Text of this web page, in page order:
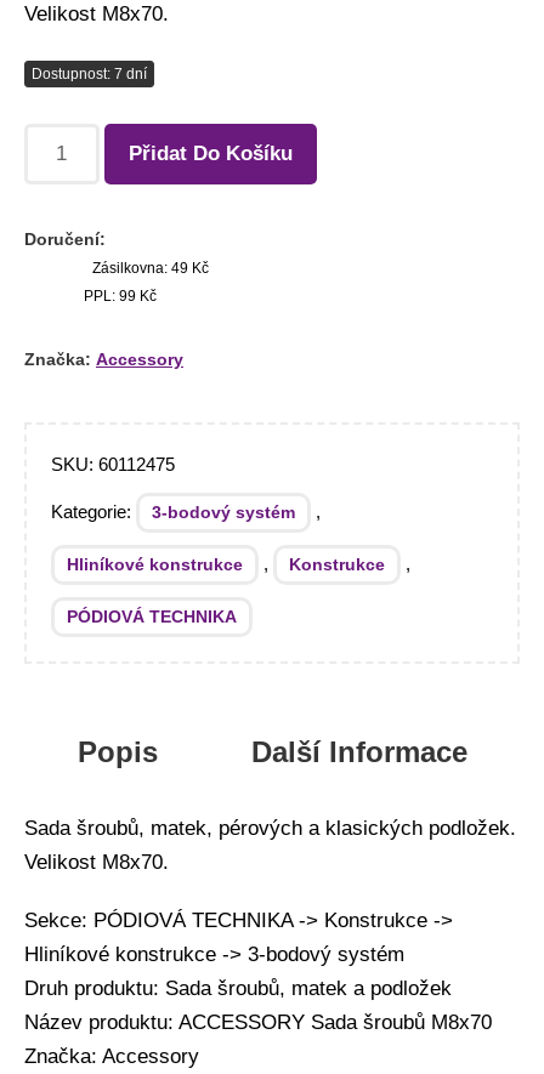
Velikost M8x70.
Dostupnost: 7 dní
Přidat Do Košíku
Doručení:
Zásilkovna: 49 Kč
PPL: 99 Kč
Značka: Accessory
SKU: 60112475
Kategorie: 3-bodový systém ,
Hliníkové konstrukce , Konstrukce ,
PÓDIOVÁ TECHNIKA
Popis Další Informace
Sada šroubů, matek, pérových a klasických podložek.
Velikost M8x70.
Sekce: PÓDIOVÁ TECHNIKA -> Konstrukce ->
Hliníkové konstrukce -> 3-bodový systém
Druh produktu: Sada šroubů, matek a podložek
Název produktu: ACCESSORY Sada šroubů M8x70
Značka: Accessory